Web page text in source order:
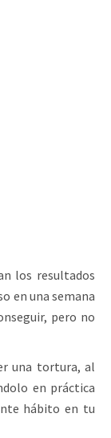
los resultados
en una semana
pero no
una tortura, al
en práctica
hábito en tu